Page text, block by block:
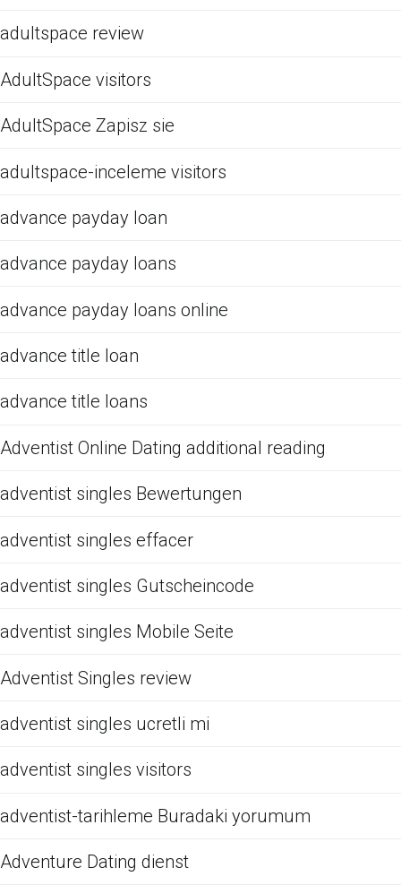
adultspace review
AdultSpace visitors
AdultSpace Zapisz sie
adultspace-inceleme visitors
advance payday loan
advance payday loans
advance payday loans online
advance title loan
advance title loans
Adventist Online Dating additional reading
adventist singles Bewertungen
adventist singles effacer
adventist singles Gutscheincode
adventist singles Mobile Seite
Adventist Singles review
adventist singles ucretli mi
adventist singles visitors
adventist-tarihleme Buradaki yorumum
Adventure Dating dienst